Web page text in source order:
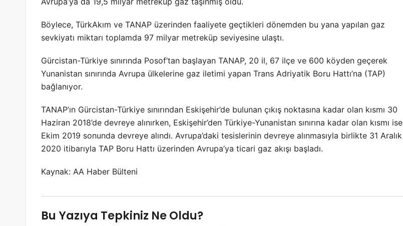
Böylece, TürkAkım ve TANAP üzerinden faaliyete geçtikleri dönemden bu yana yapılan gaz
sevkiyatı miktarı toplamda 97 milyar metreküp seviyesine ulaştı.
Gürcistan-Türkiye sınırında Posof’tan başlayan TANAP, 20 il, 67 ilçe ve 600 köyden geçerek
Yunanistan sınırında Avrupa ülkelerine gaz iletimi yapan Trans Adriyatik Boru Hattı’na (TAP)
bağlanıyor.
TANAP’ın Gürcistan-Türkiye sınırından Eskişehir’de bulunan çıkış noktasına kadar olan kısmı 30
Haziran 2018’de devreye alınırken, Eskişehir’den Türkiye-Yunanistan sınırına kadar olan kısmı ise
Ekim 2019 sonunda devreye alındı. Avrupa’daki tesislerinin devreye alınmasıyla birlikte 31 Aralık
2020 itibarıyla TAP Boru Hattı üzerinden Avrupa’ya ticari gaz akışı başladı.
Kaynak: AA Haber Bülteni
Bu Yazıya Tepkiniz Ne Oldu?